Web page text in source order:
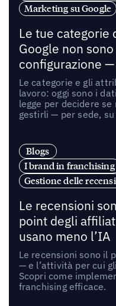
Marketing su Google
Le tue
Google non
configurazione
Le categorie e gli
lavoro: oggi sono i
legge per decidere
gestirli — per sede, su
Blogs
I brand in franchising
Gestione delle
Le recensioni
point degli
usano meno l’IA
Le recensioni sono il
— e l’attività per cui
Scopri come
franchising efficace.